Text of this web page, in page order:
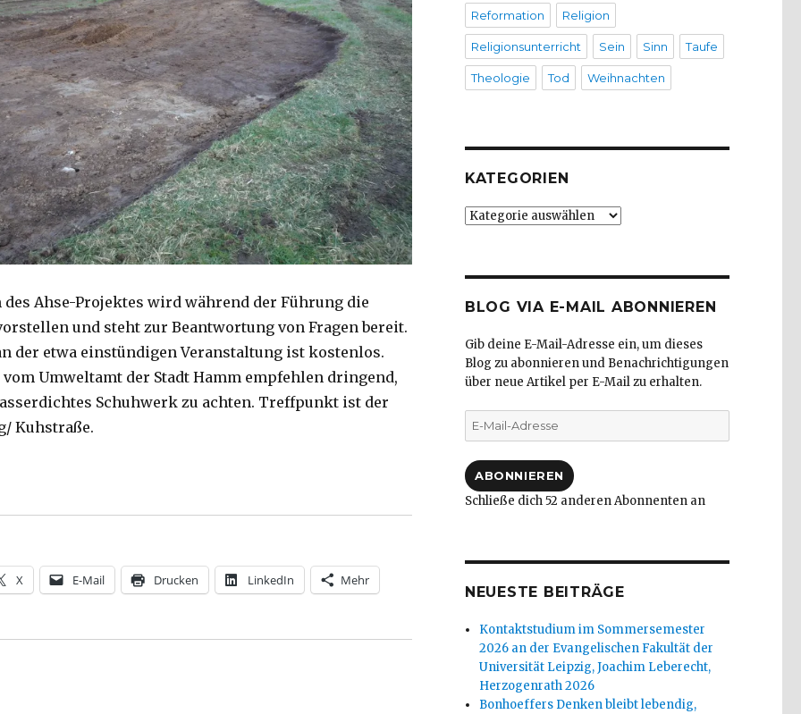
des Ahse-Projektes wird während der Führung die
und steht zur Beantwortung von Fragen bereit.
der etwa einstündigen Veranstaltung ist kostenlos.
Umweltamt der Stadt Hamm empfehlen dringend,
Schuhwerk zu achten. Treffpunkt ist der
Kuhstraße.
seltenen Fischarten helfen soll ­- Pressemeldung Stadt Hamm vom 16.03.2016“
X E-Mail Drucken LinkedIn Mehr
Reformation Religion
Religionsunterricht Sein Sinn Taufe
Theologie Tod Weihnachten
KATEGORIEN
Kategorien
BLOG VIA E-MAIL ABONNIEREN
Gib deine E-Mail-Adresse ein, um dieses
Blog zu abonnieren und Benachrichtigungen
über neue Artikel per E-Mail zu erhalten.
E-
Mail-
ABONNIEREN
Schließe dich 52 anderen Abonnenten an
NEUESTE BEITRÄGE
Kontaktstudium im Sommersemester
2026 an der Evangelischen Fakultät der
Universität Leipzig, Joachim Leberecht,
Herzogenrath 2026
Bonhoeffers Denken bleibt lebendig,